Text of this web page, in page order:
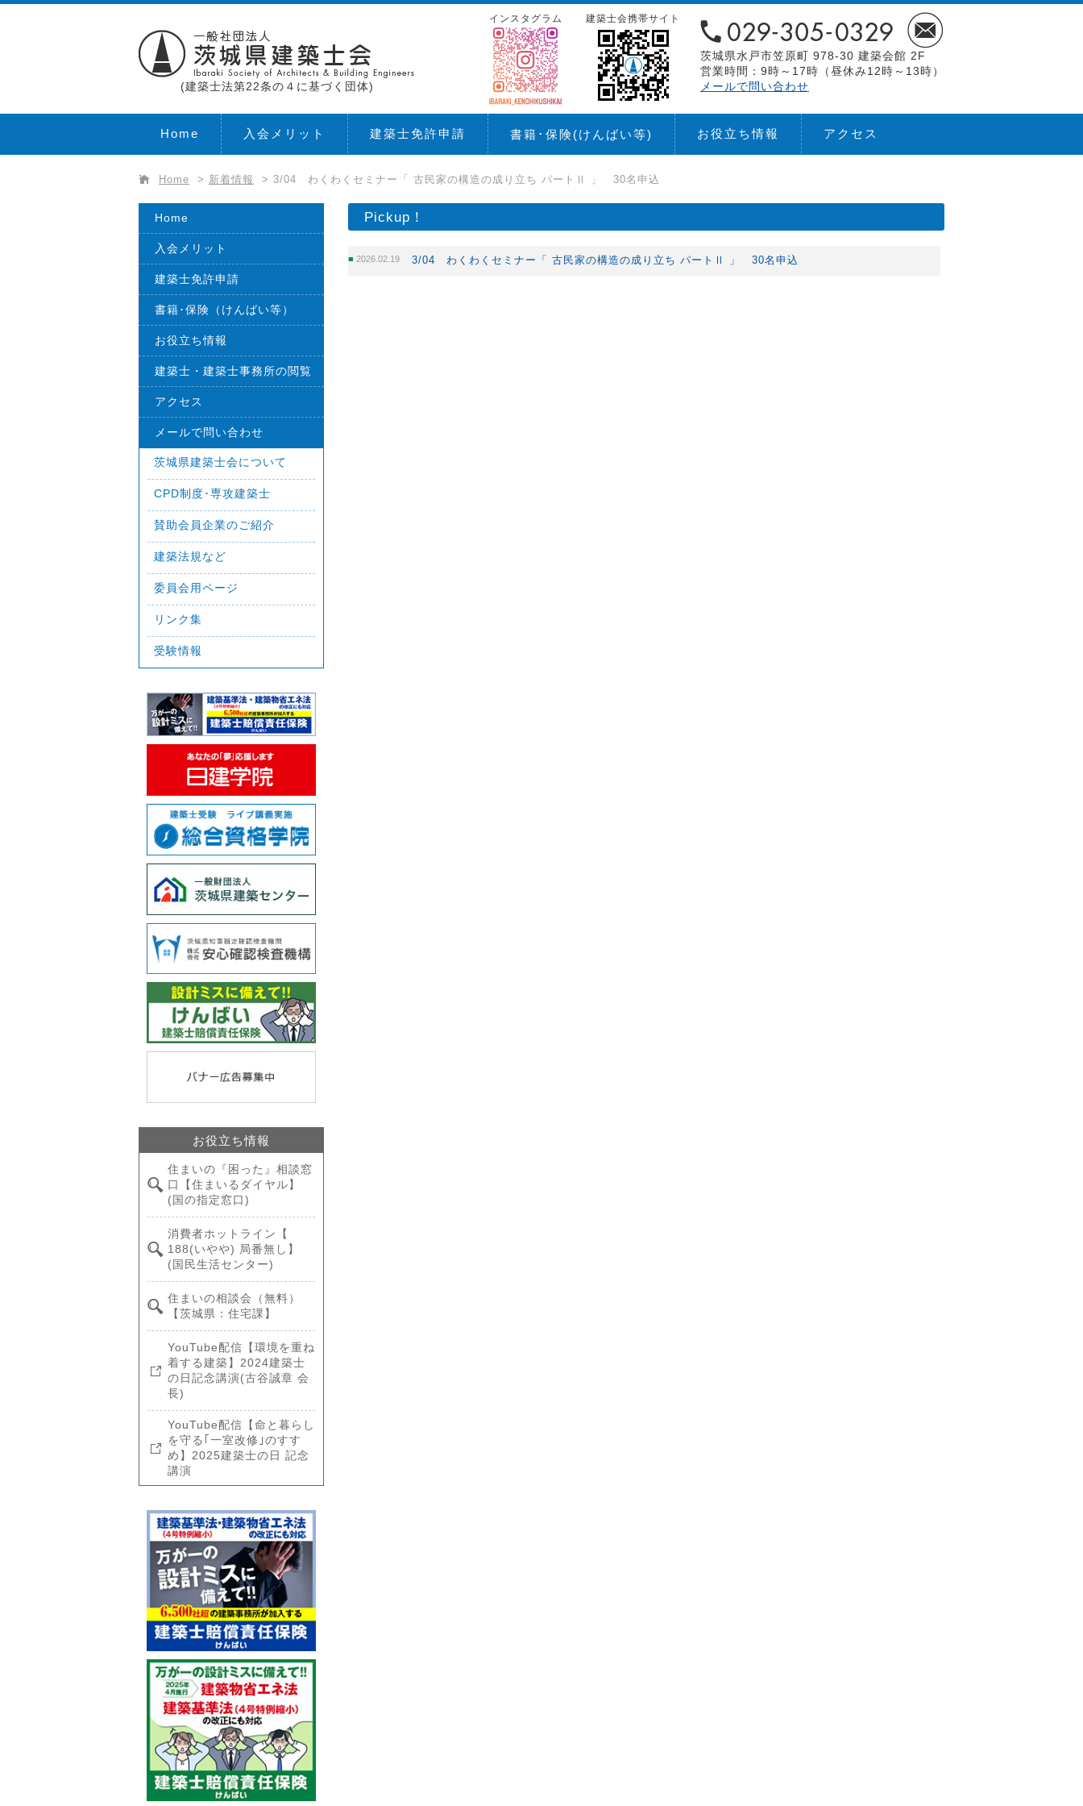
(建築士法第22条の４に基づく団体)
茨城県水戸市笠原町 978-30 建築会館 2F
営業時間：9時～17時（昼休み12時～13時）
メールで問い合わせ
建築士会携帯サイト
インスタグラム
Home 入会メリット 建築士免許申請 書籍･保険(けんばい等) お役立ち情報 アクセス
Home > 新着情報 > 3/04 わくわくセミナー「 古民家の構造の成り立ち パートⅡ 」 30名申込
Pickup！
2026.02.19 3/04 わくわくセミナー「 古民家の構造の成り立ち パートⅡ 」 30名申込
Home
入会メリット
建築士免許申請
書籍･保険（けんばい等）
お役立ち情報
建築士・建築士事務所の閲覧
アクセス
メールで問い合わせ
茨城県建築士会について
CPD制度･専攻建築士
賛助会員企業のご紹介
建築法規など
委員会用ページ
リンク集
受験情報
お役立ち情報
住まいの『困った』相談窓
口【住まいるダイヤル】
(国の指定窓口)
消費者ホットライン【
188(いやや) 局番無し】
(国民生活センター)
住まいの相談会（無料）
【茨城県：住宅課】
YouTube配信【環境を重ね
着する建築】2024建築士
の日記念講演(古谷誠章 会
長)
YouTube配信【命と暮らし
を守る｢一室改修｣のすす
め】2025建築士の日 記念
講演